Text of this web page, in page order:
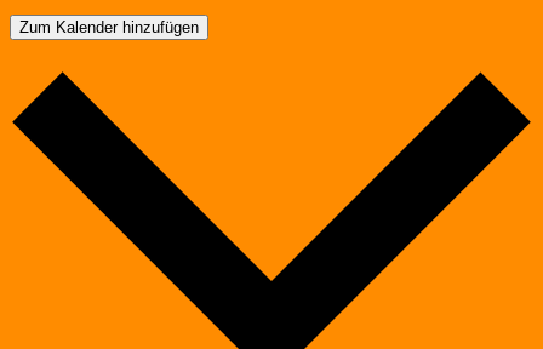
Zum Kalender hinzufügen